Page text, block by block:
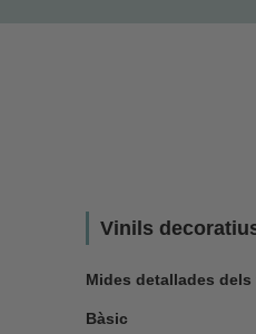
Vinils
Mides detallades
Bàsic